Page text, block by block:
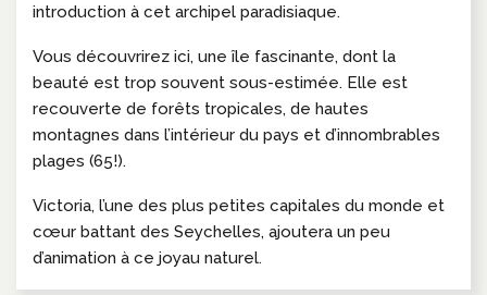
introduction à cet archipel paradisiaque.
Vous découvrirez ici, une île fascinante, dont la
beauté est trop souvent sous-estimée. Elle est
recouverte de forêts tropicales, de hautes
montagnes dans l’intérieur du pays et d’innombrables
plages (65!).
Victoria, l’une des plus petites capitales du monde et
cœur battant des Seychelles, ajoutera un peu
d’animation à ce joyau naturel.